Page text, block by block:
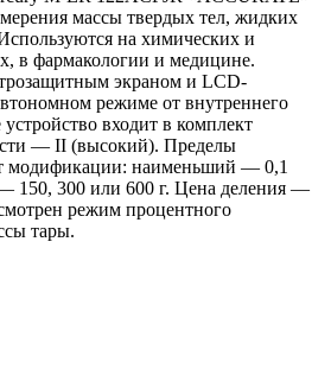
массы твердых тел, жидких
на химических и
в фармакологии и медицине.
экраном и LCD-
режиме от внутреннего
устройство входит в комплект
— II (высокий). Пределы
модификации: наименьший — 0,1
150, 300 или 600 г. Цена деления —
режим процентного
тары.